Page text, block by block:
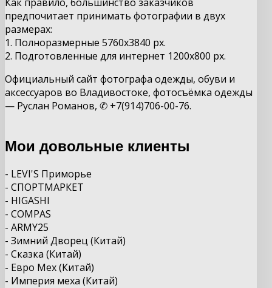
предпочитает принимать фотографии в двух
размерах:
1. Полноразмерные 5760х3840 px.
2. Подготовленные для интернет 1200х800 px.
Официальный сайт фотографа одежды, обуви и
аксессуаров во Владивостоке, фотосъёмка одежды
— Руслан Романов, ✆ +7(914)706-00-76.
Мои довольные клиенты
- LEVI'S Приморье
- СПОРТМАРКЕТ
- HIGASHI
- COMPAS
- ARMY25
- Зимний Дворец (Китай)
- Сказка (Китай)
- Евро Мех (Китай)
- Империя меха (Китай)